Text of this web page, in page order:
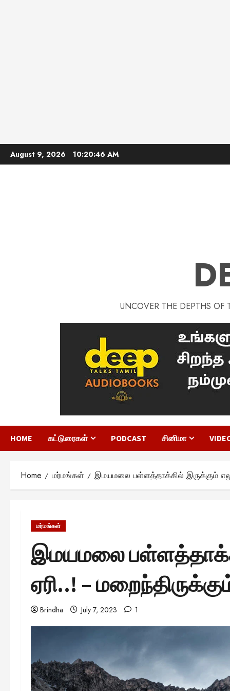
Skip
to
August 9, 2026 10:20:47 AM
UNCOVER THE DEPTHS OF
HOME கட்டுரைகள் PODCAST சினிமா
Home மர்மங்கள் இமயமலை பள்ளத்தாக்கில் இருக்கும்
மர்மங்கள்
இமயமலை
ஏரி..! –
Brindha July 7, 2023 1